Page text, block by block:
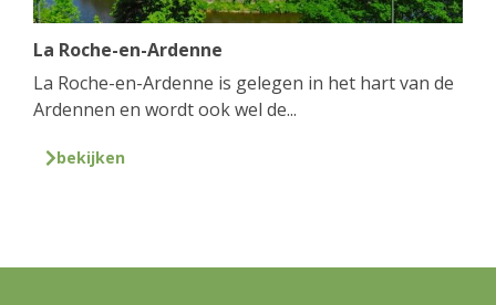
La Roche-en-Ardenne
La Roche-en-Ardenne is gelegen in het hart van de
Ardennen en wordt ook wel de...
bekijken